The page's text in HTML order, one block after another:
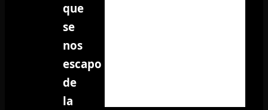
que
se
nos
escapo
de
la